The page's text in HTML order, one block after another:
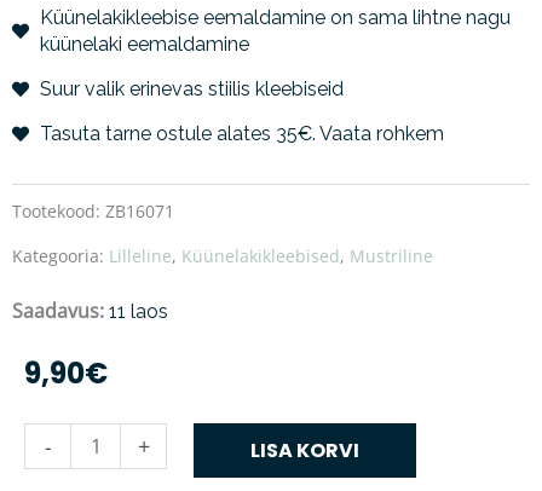
Küünelakikleebise eemaldamine on sama lihtne nagu
küünelaki eemaldamine
Suur valik erinevas stiilis kleebiseid
Tasuta tarne ostule alates 35€. Vaata rohkem
Tootekood: ZB16071
Kategooria: Lilleline, Küünelakikleebised, Mustriline
Saadavus: 11 laos
9,90€
-
kogus
+ LISA KORVI